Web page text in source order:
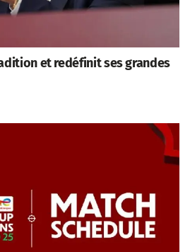
et redéfinit ses grandes